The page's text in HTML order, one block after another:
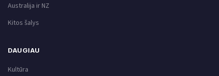
Australija ir NZ
Kitos šalys
DAUGIAU
Kultūra